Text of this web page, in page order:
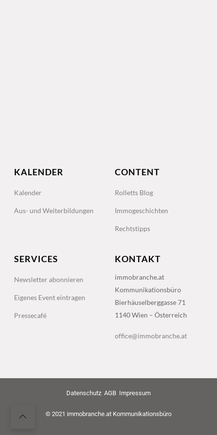
KALENDER
Kalender
Aus- und Weiterbildungen
CONTENT
Rolletts Blog
Immogeschichten
Rechtstipps
SERVICES
Newsletter abonnieren
Eigenes Event eintragen
Pressecafé
KONTAKT
immobranche.at
Kommunikationsbüro
Bierhäuselberggasse 71
1140 Wien – Österreich
office@immobranche.at
Datenschutz AGB Impressum
© 2021 immobranche.at Kommunikationsbüro